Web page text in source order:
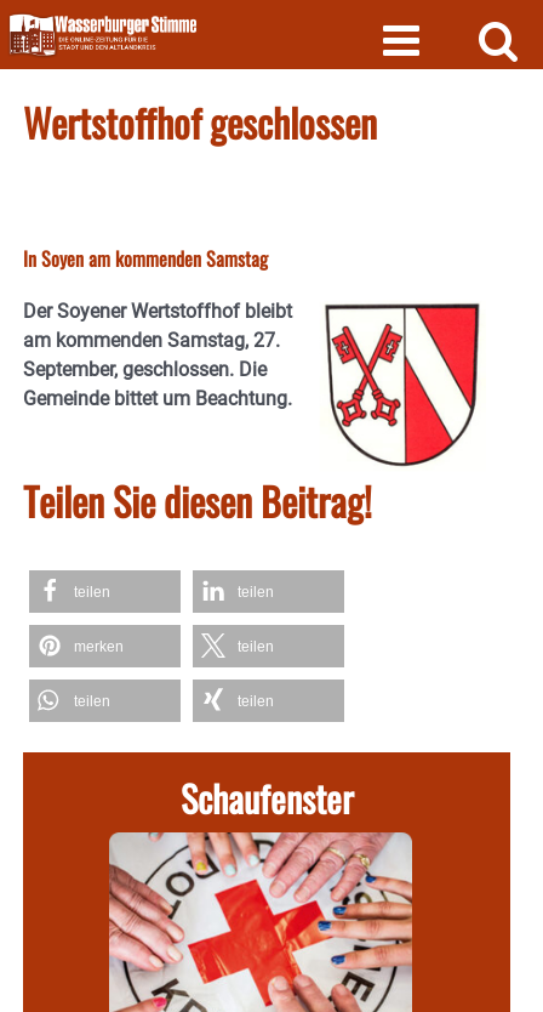
Skip
to
content
Wertstoffhof geschlossen
In Soyen am kommenden Samstag
Der Soyener Wertstoffhof bleibt
am kommenden Samstag, 27.
September, geschlossen. Die
Gemeinde bittet um Beachtung.
Teilen Sie diesen Beitrag!
teilen teilen
merken teilen
teilen teilen
Schaufenster